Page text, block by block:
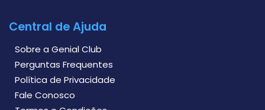
Central de Ajuda
Sobre a Genial Club
Perguntas Frequentes
Política de Privacidade
Fale Conosco